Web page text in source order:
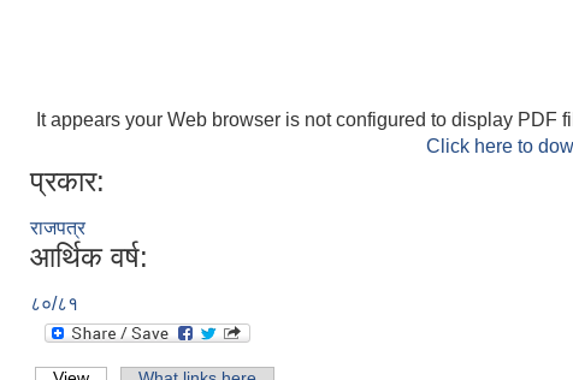
It appears your Web browser is not configured to display PDF
Click here to
प्रकार:
राजपत्र
आर्थिक वर्ष:
८०/८१